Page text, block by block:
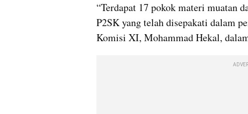
“Terdapat 17 pokok materi muatan
P2SK yang telah disepakati dalam
Komisi XI, Mohammad Hekal,